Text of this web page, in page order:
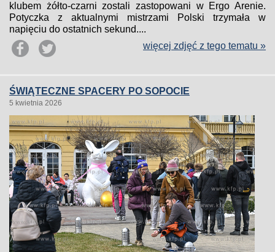
klubem żółto-czarni zostali zastopowani w Ergo Arenie.
Potyczka z aktualnymi mistrzami Polski trzymała w
napięciu do ostatnich sekund....
więcej zdjęć z tego tematu »
ŚWIĄTECZNE SPACERY PO SOPOCIE
5 kwietnia 2026